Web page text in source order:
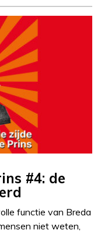
#4: de
functie van Breda
niet weten,